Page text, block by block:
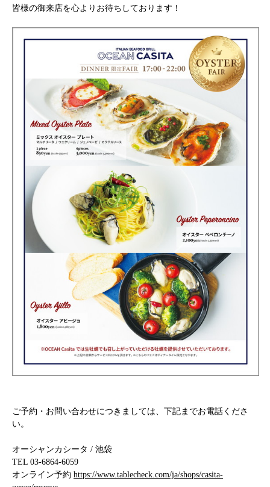
皆様の御来店を心よりお待ちしております！
ご予約・お問い合わせにつきましては、下記までお電話くださ
い。
オーシャンカシータ / 池袋
TEL 03-6864-6059
オンライン予約 https://www.tablecheck.com/ja/shops/casita-